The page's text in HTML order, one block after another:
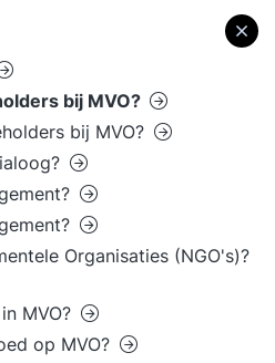
bij MVO?
bij MVO?
Organisaties (NGO's)?
MVO?
op MVO?